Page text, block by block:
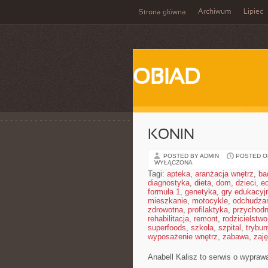
Strona główna Archiwum Lipiec
OBIAD
KONIN
POSTED BY ADMIN
POSTED
WYŁĄCZONA
Tagi: apteka, aranżacja wnętrz,
diagnostyka, dieta, dom, dzieci,
formuła 1, genetyka, gry
mieszkanie, motocykle,
zdrowotna, profilaktyka,
rehabilitacja, remont, rodzicielstwo
superfoods, szkoła, szpital ,
wyposażenie wnętrz, zabawa,
Anabell Kalisz to serwis o